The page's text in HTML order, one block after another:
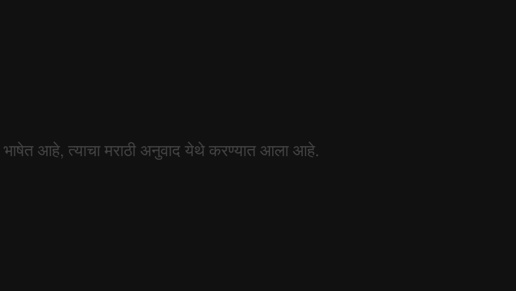
भाषेत आहे, त्याचा मराठी अनुवाद येथे करण्यात आला आहे.